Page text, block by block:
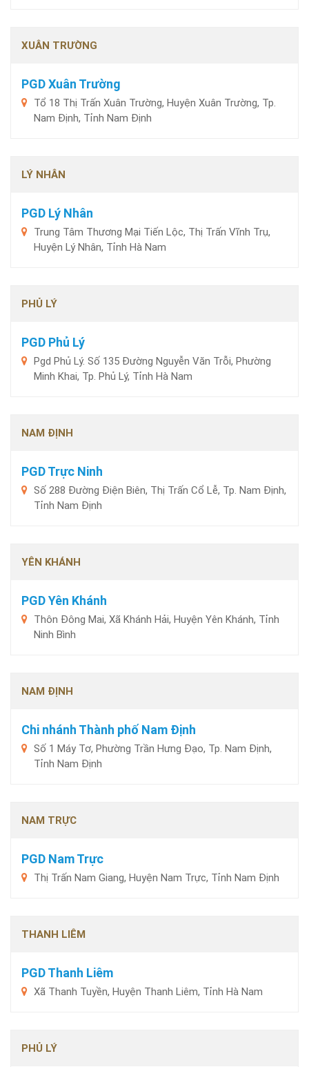
XUÂN TRƯỜNG
PGD Xuân Trường
Tổ 18 Thị Trấn Xuân Trường, Huyện Xuân Trường, Tp.
Nam Định, Tỉnh Nam Định
LÝ NHÂN
PGD Lý Nhân
Trung Tâm Thương Mại Tiến Lộc, Thị Trấn Vĩnh Trụ,
Huyện Lý Nhân, Tỉnh Hà Nam
PHỦ LÝ
PGD Phủ Lý
Pgd Phủ Lý. Số 135 Đường Nguyễn Văn Trỗi, Phường
Minh Khai, Tp. Phủ Lý, Tỉnh Hà Nam
NAM ĐỊNH
PGD Trực Ninh
Số 288 Đường Điện Biên, Thị Trấn Cổ Lễ, Tp. Nam Định,
Tỉnh Nam Định
YÊN KHÁNH
PGD Yên Khánh
Thôn Đông Mai, Xã Khánh Hải, Huyện Yên Khánh, Tỉnh
Ninh Bình
NAM ĐỊNH
Chi nhánh Thành phố Nam Định
Số 1 Máy Tơ, Phường Trần Hưng Đạo, Tp. Nam Định,
Tỉnh Nam Định
NAM TRỰC
PGD Nam Trực
Thị Trấn Nam Giang, Huyện Nam Trực, Tỉnh Nam Định
THANH LIÊM
PGD Thanh Liêm
Xã Thanh Tuyền, Huyện Thanh Liêm, Tỉnh Hà Nam
PHỦ LÝ